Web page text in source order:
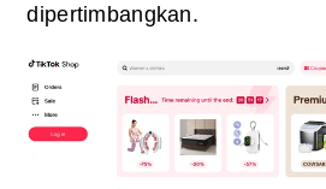
dipertimbangkan.